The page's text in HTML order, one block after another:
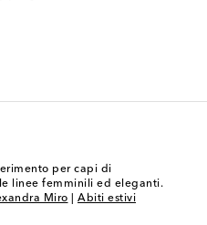
per capi di
linee femminili ed eleganti.
Miro Abiti estivi